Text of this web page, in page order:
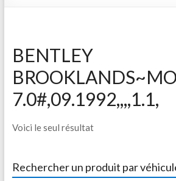
BENTLEY
7.0#,09.1992,,,,1.1,
Voici le seul résultat
Rechercher un produit par